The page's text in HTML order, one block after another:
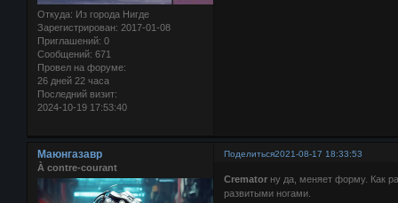
Откуда: Из города Нигде
Зарегистрирован: 2017-01-08
Приглашений: 0
Сообщений: 671
Провел на форуме:
26 дней 22 часа
Последний визит:
2024-10-19 17:53:40
Поделиться2021-08-17 18:33:53
Маюнгазавр
À contre-courant
Cremator ну да, меняет форму. Как
развитыми ногами.